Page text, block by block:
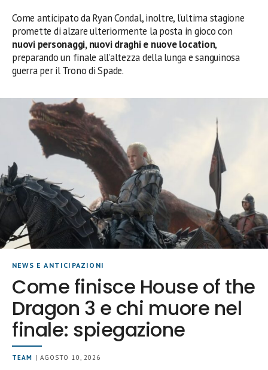
Come anticipato da Ryan Condal, inoltre, l’ultima stagione
promette di alzare ulteriormente la posta in gioco con
nuovi personaggi, nuovi draghi e nuove location,
preparando un finale all’altezza della lunga e sanguinosa
guerra per il Trono di Spade.
NEWS E ANTICIPAZIONI
Come finisce House of the
Dragon 3 e chi muore nel
finale: spiegazione
TEAM | AGOSTO 10, 2026